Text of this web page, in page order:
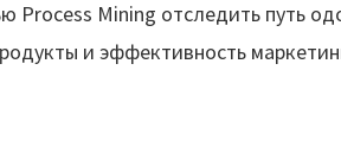
Process Mining отследить путь
и эффективность